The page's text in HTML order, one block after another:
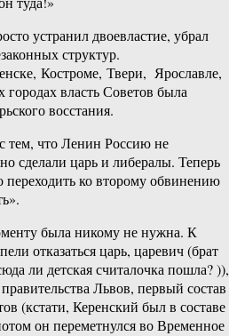
устранил двоевластие, убрал
структур.
Костроме, Твери, Ярославле,
городах власть Советов была
восстания.
тем, что Ленин Россию не
сделали царь и либералы. Теперь
ко второму обвинению
была никому не нужна. К
отказаться царь, царевич (брат
ли детская считалочка пошла? )),
Львов, первый состав
(кстати, Керенский был в составе
он переметнулся во Временное